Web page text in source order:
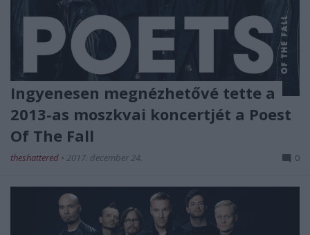
Ingyenesen megnézhetővé tette a
2013-as moszkvai koncertjét a Poest
Of The Fall
theshattered • 2017. december 24. 0